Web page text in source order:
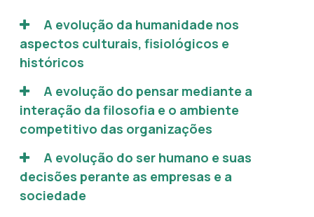
aspectos culturais, fisiológicos e
históricos
interação da filosofia e o ambiente
competitivo das organizações
decisões perante as empresas e a
sociedade